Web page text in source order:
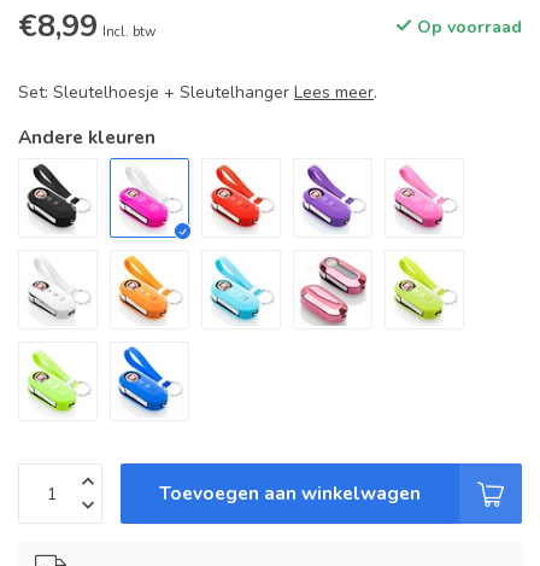
€8,99 Incl. btw Op voorraad
Set: Sleutelhoesje + Sleutelhanger Lees meer.
Andere kleuren
Toevoegen aan winkelwagen